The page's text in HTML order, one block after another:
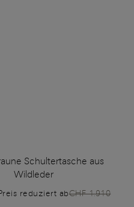
Schultertasche aus
Wildleder
reduziert abCHF 1.910